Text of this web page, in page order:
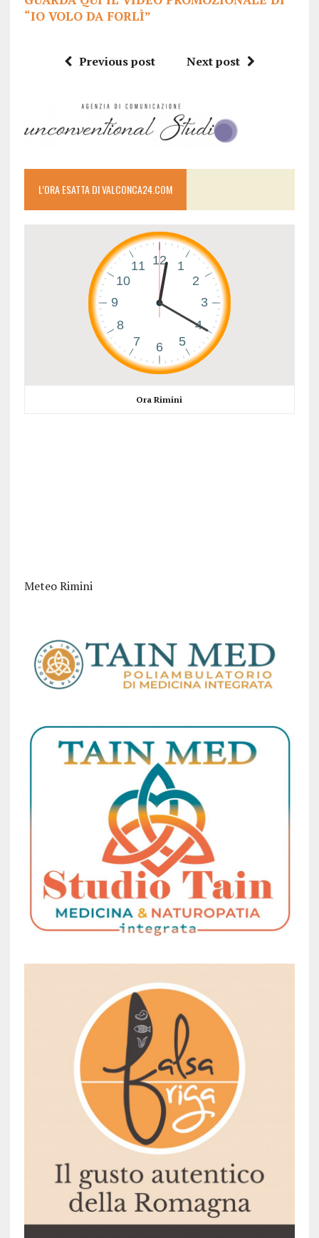
“IO VOLO DA FORLÌ”
Previous post Next post
L’ORA ESATTA DI VALCONCA24.COM
Ora Rimini
Meteo Rimini